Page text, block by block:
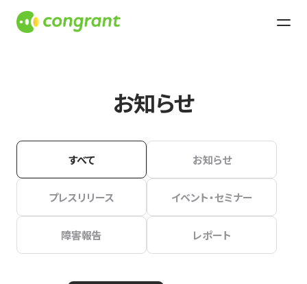
お知らせ
すべて お知らせ
プレスリリース イベント・セミナー
障害報告 レポート